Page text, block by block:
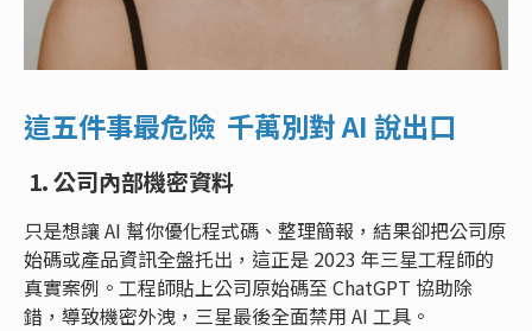
這五件事最危險 千萬別對 AI 說出口
1. 公司內部機密資料
只是想讓 AI 幫你優化程式碼、整理簡報，結果卻把公司原
始碼或產品資訊全盤托出，這正是 2023 年三星工程師的
真實案例。工程師貼上公司原始碼至 ChatGPT 協助除
錯，導致機密外洩，三星最後全面禁用 AI 工具。